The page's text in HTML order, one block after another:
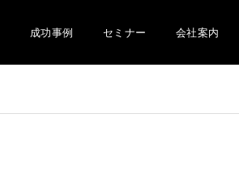
成功事例 セミナー 会社案内